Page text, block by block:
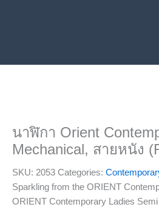
นาฬิกา Orient
Mechanical, สายหนัง
SKU: 2053 Categories:
Sparkling from the ORIENT
ORIENT Contemporary Ladies